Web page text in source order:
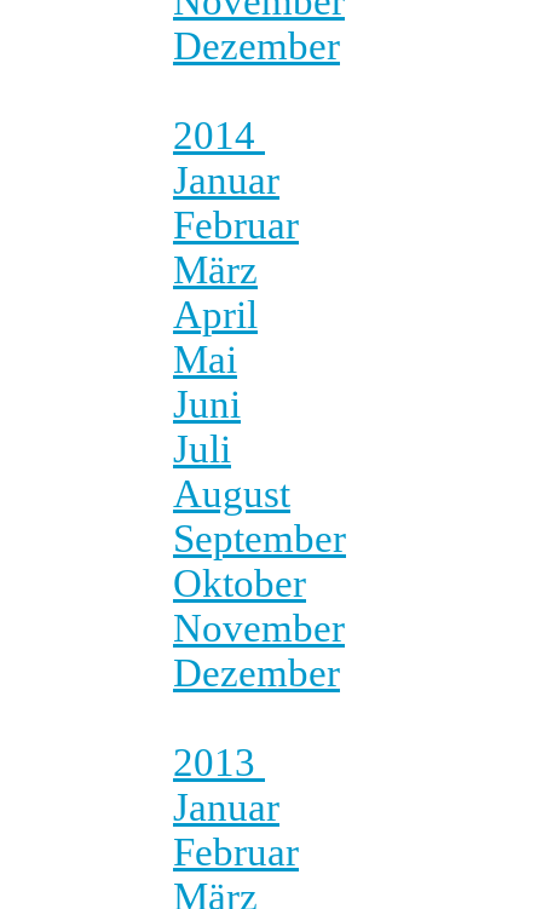
Dezember
2014
Januar
Februar
März
April
Mai
Juni
Juli
August
September
Oktober
November
Dezember
2013
Januar
Februar
März